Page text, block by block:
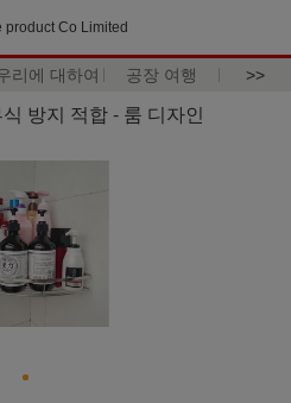
product Co Limited
리에 대하여 공장 여행 >>
방지 적합 - 룸 디자인